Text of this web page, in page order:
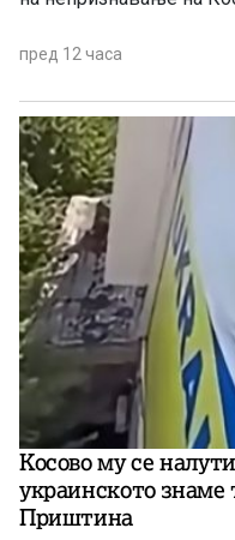
пред 12 часа
Косово му се
украинското знаме
Приштина